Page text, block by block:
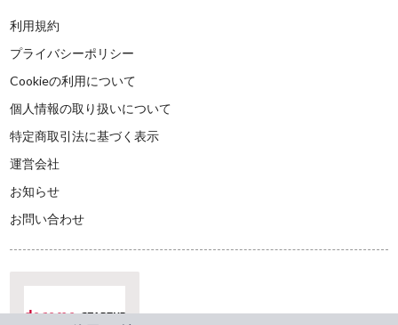
利用規約
プライバシーポリシー
Cookieの利用について
個人情報の取り扱いについて
特定商取引法に基づく表示
運営会社
お知らせ
お問い合わせ